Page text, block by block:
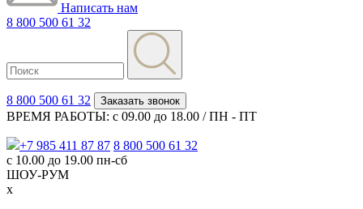
Написать нам
8 800 500 61 32
8 800 500 61 32 Заказать звонок
ВРЕМЯ РАБОТЫ: с 09.00 до 18.00 / ПН - ПТ
+7 985 411 87 87 8 800 500 61 32
с 10.00 до 19.00 пн-сб
ШОУ-РУМ
x